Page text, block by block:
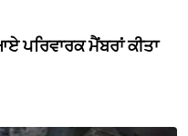
ਪਰਿਵਾਰਕ ਮੈਂਬਰਾਂ ਕੀਤਾ